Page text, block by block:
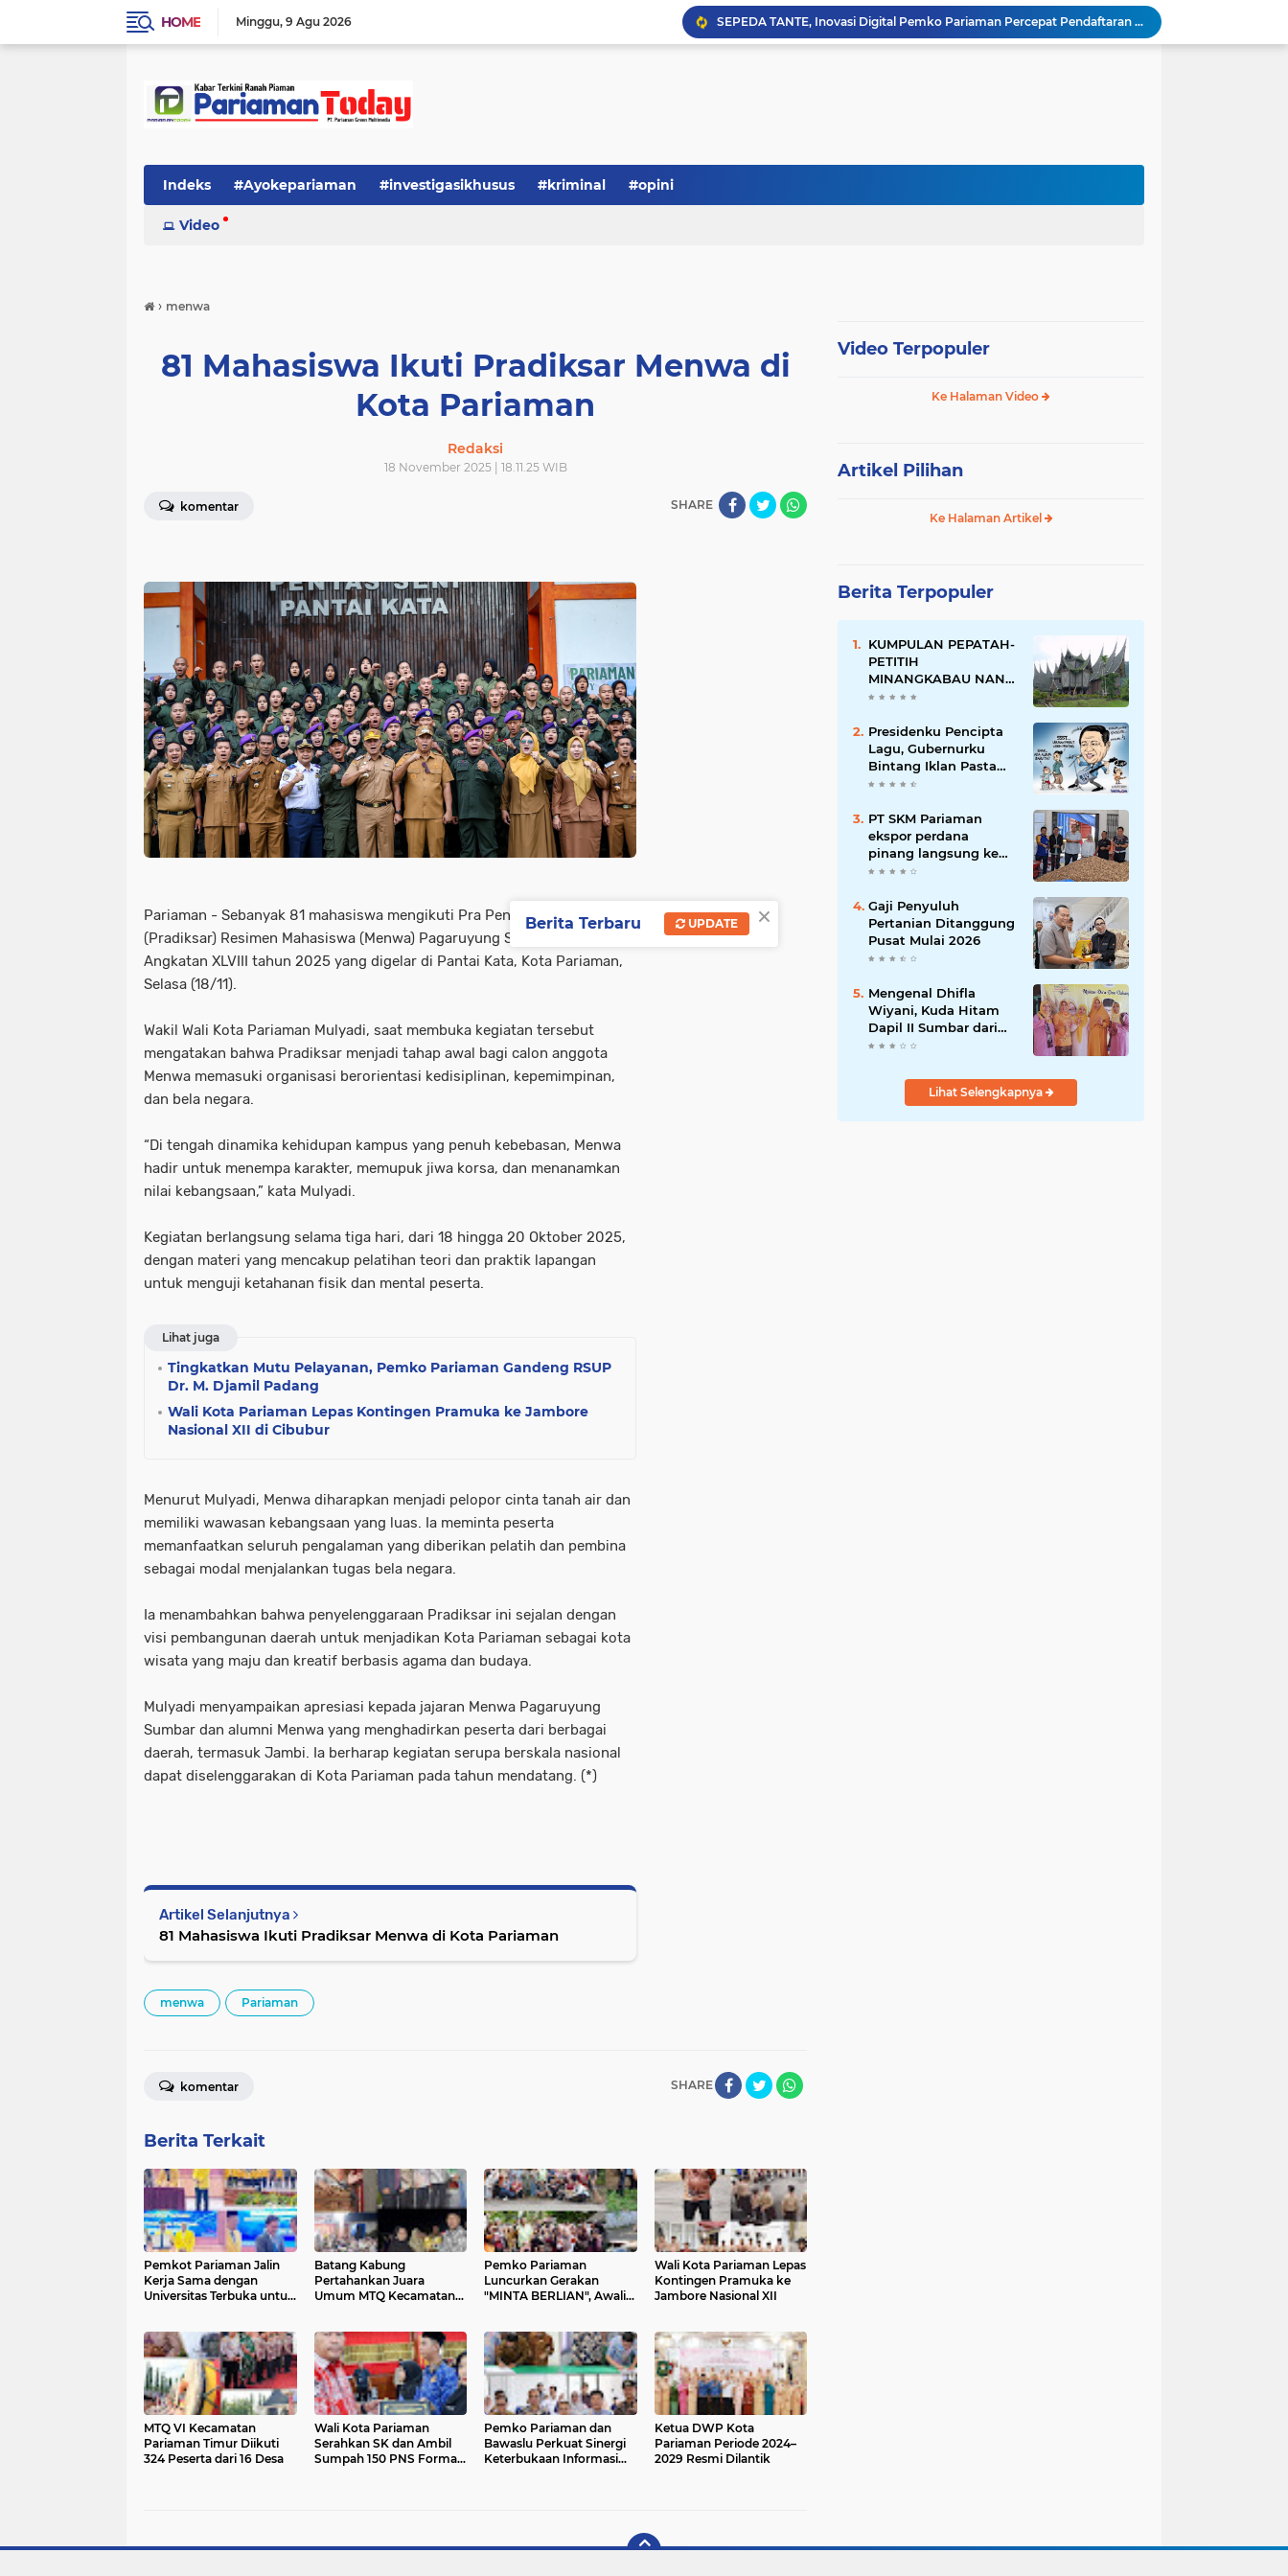
HOME Minggu 9 Agu 2026
SEPEDA TANTE, Inovasi Digital Pemko Pariaman Percepat Pendaftaran Tanda Tangan Elektronik
Tingkatkan Mutu Pelayanan, Pemko Pariaman Gandeng RSUP Dr. M. Djamil Padang
Pemkot Pariaman Mulai Pusdiklat Paskibraka 2026, Wali Kota Tekankan Pentingnya Disiplin
Indeks #Ayokepariaman #investigasikhusus #kriminal #opini
Video
› menwa
81 Mahasiswa Ikuti Pradiksar Menwa di
Kota Pariaman
Redaksi
18 November 2025 | 18.11.25 WIB
komentar SHARE
Pariaman - Sebanyak 81 mahasiswa mengikuti Pra Pendidikan Dasar
(Pradiksar) Resimen Mahasiswa (Menwa) Pagaruyung Sumatera Barat
Angkatan XLVIII tahun 2025 yang digelar di Pantai Kata, Kota Pariaman,
Selasa (18/11).
Wakil Wali Kota Pariaman Mulyadi, saat membuka kegiatan tersebut
mengatakan bahwa Pradiksar menjadi tahap awal bagi calon anggota
Menwa memasuki organisasi berorientasi kedisiplinan, kepemimpinan,
dan bela negara.
“Di tengah dinamika kehidupan kampus yang penuh kebebasan, Menwa
hadir untuk menempa karakter, memupuk jiwa korsa, dan menanamkan
nilai kebangsaan,” kata Mulyadi.
Kegiatan berlangsung selama tiga hari, dari 18 hingga 20 Oktober 2025,
dengan materi yang mencakup pelatihan teori dan praktik lapangan
untuk menguji ketahanan fisik dan mental peserta.
Lihat juga
Tingkatkan Mutu Pelayanan, Pemko Pariaman Gandeng RSUP
Dr. M. Djamil Padang
Wali Kota Pariaman Lepas Kontingen Pramuka ke Jambore
Nasional XII di Cibubur
Menurut Mulyadi, Menwa diharapkan menjadi pelopor cinta tanah air dan
memiliki wawasan kebangsaan yang luas. Ia meminta peserta
memanfaatkan seluruh pengalaman yang diberikan pelatih dan pembina
sebagai modal menjalankan tugas bela negara.
Ia menambahkan bahwa penyelenggaraan Pradiksar ini sejalan dengan
visi pembangunan daerah untuk menjadikan Kota Pariaman sebagai kota
wisata yang maju dan kreatif berbasis agama dan budaya.
Mulyadi menyampaikan apresiasi kepada jajaran Menwa Pagaruyung
Sumbar dan alumni Menwa yang menghadirkan peserta dari berbagai
daerah, termasuk Jambi. Ia berharap kegiatan serupa berskala nasional
dapat diselenggarakan di Kota Pariaman pada tahun mendatang. (*)
Artikel Selanjutnya
81 Mahasiswa Ikuti Pradiksar Menwa di Kota Pariaman
menwa Pariaman
SHARE
komentar
Berita Terkait
Pemkot Pariaman Jalin
Kerja Sama dengan
Universitas Terbuka untuk
Batang Kabung
Pertahankan Juara
Umum MTQ Kecamatan
Pemko Pariaman
Luncurkan Gerakan
"MINTA BERLIAN", Awali
Wali Kota Pariaman Lepas
Kontingen Pramuka ke
Jambore Nasional XII
MTQ VI Kecamatan
Pariaman Timur Diikuti
324 Peserta dari 16 Desa
Wali Kota Pariaman
Serahkan SK dan Ambil
Sumpah 150 PNS Formasi
Pemko Pariaman dan
Bawaslu Perkuat Sinergi
Keterbukaan Informasi
Ketua DWP Kota
Pariaman Periode 2024–
2029 Resmi Dilantik
Video Terpopuler
Ke Halaman Video
Artikel Pilihan
Ke Halaman Artikel
Berita Terpopuler
KUMPULAN PEPATAH-
PETITIH
MINANGKABAU NAN
ELOK
Presidenku Pencipta
Lagu, Gubernurku
Bintang Iklan Pasta
Gigi
PT SKM Pariaman
ekspor perdana
pinang langsung ke
India
Gaji Penyuluh
Pertanian Ditanggung
Pusat Mulai 2026
Mengenal Dhifla
Wiyani, Kuda Hitam
Dapil II Sumbar dari
Golkar
Lihat Selengkapnya
×
Berita Terbaru UPDATE